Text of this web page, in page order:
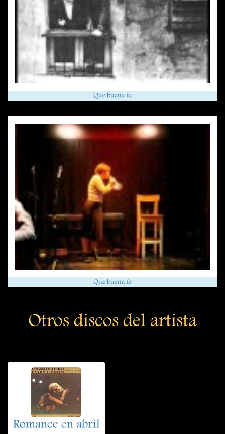
Que buena fe
Que buena fe
Otros discos del artista
Romance en abril